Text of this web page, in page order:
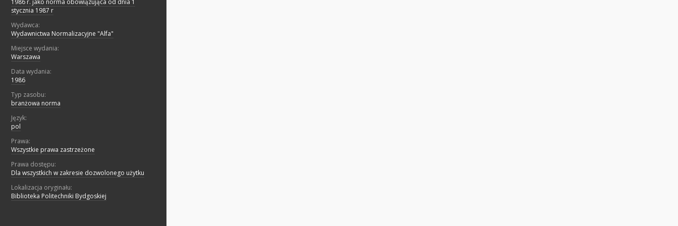
1986 r. jako norma obowiązująca od dnia 1
stycznia 1987 r
Wydawca:
Wydawnictwa Normalizacyjne "Alfa"
Miejsce wydania:
Warszawa
Data wydania:
1986
Typ zasobu:
branżowa norma
Język:
pol
Prawa:
Wszystkie prawa zastrzeżone
Prawa dostępu:
Dla wszystkich w zakresie dozwolonego użytku
Lokalizacja oryginału:
Biblioteka Politechniki Bydgoskiej